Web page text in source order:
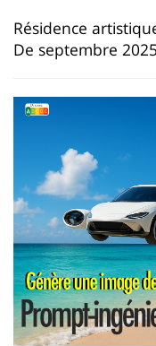
Contenu
de
page
principale
Résidence
De septembre